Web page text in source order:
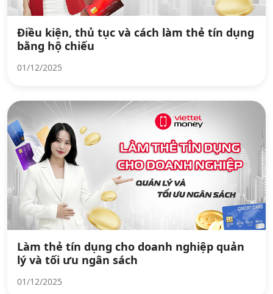
Điều kiện, thủ tục và cách làm thẻ tín dụng
bằng hộ chiếu
01/12/2025
Làm thẻ tín dụng cho doanh nghiệp quản
lý và tối ưu ngân sách
01/12/2025